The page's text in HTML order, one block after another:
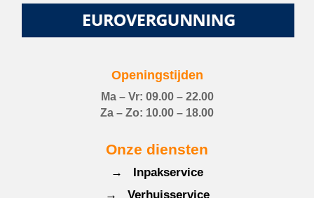
Openingstijden
Ma – Vr: 09.00 – 22.00
Za – Zo: 10.00 – 18.00
Onze diensten
→ Inpakservice
→ Verhuisservice